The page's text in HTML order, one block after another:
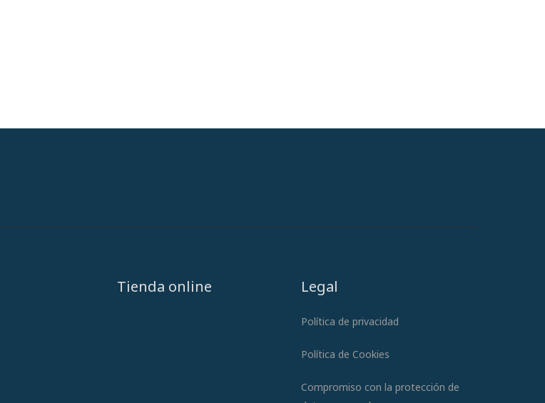
Tienda online Legal
Política de privacidad
Política de Cookies
Compromiso con la protección de